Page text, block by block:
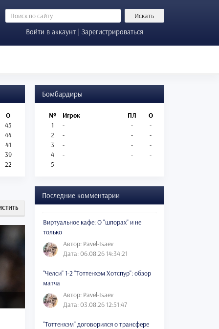
Искать
Войти в аккаунт | Зарегистрироваться
О
45
44
41
39
22
Бомбардиры
№ Игрок ПЛ
О
1
- -
-
2
- -
-
3
- -
-
4
- -
-
5
- - -
Последние комментарии
Виртуальное кафе: О "шпорах" и не
только
Автор: Pavel-Isaev
Дата: 06.08.26 14:34:21
"Челси" 1-2 "Тоттенхэм Хотспур": обзор
матча
Автор: Pavel-Isaev
Дата: 03.08.26 12:51:47
"Тоттенхэм" договорился о трансфере